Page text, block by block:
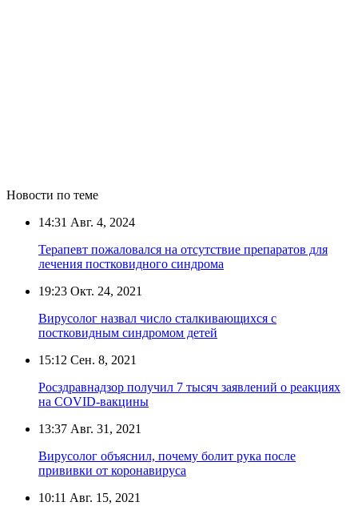
Новости по теме
14:31 Авг. 4, 2024
Терапевт пожаловался на отсутствие препаратов для
лечения постковидного синдрома
19:23 Окт. 24, 2021
Вирусолог назвал число сталкивающихся с
постковидным синдромом детей
15:12 Сен. 8, 2021
Росздравнадзор получил 7 тысяч заявлений о реакциях
на COVID-вакцины
13:37 Авг. 31, 2021
Вирусолог объяснил, почему болит рука после
прививки от коронавируса
10:11 Авг. 15, 2021